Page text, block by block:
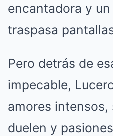
encantadora y
traspasa
Pero detrás de
impecable,
amores intensos,
duelen y